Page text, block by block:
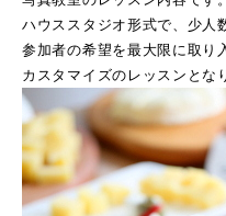
ハウススタジオ形式で、少人
参加者の希望を最大限に取り
カスタマイズのレッスンとな